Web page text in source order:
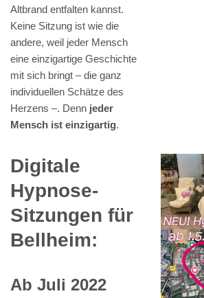
Altbrand entfalten kannst.
Keine Sitzung ist wie die
andere, weil jeder Mensch
eine einzigartige Geschichte
mit sich bringt – die ganz
individuellen Schätze des
Herzens –. Denn jeder
Mensch ist einzigartig.
Digitale
Hypnose-
Sitzungen für
Bellheim:
Ab Juli 2022